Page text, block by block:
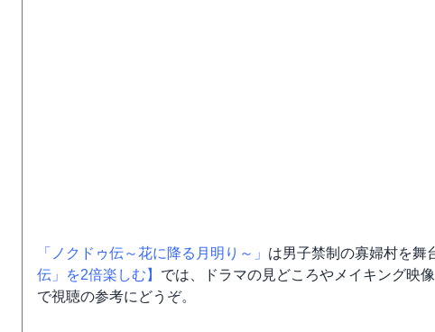
「ノクドゥ伝～花に降る月明り～」 は男子禁制の寡婦村を舞
伝」を2倍楽しむ】 では、ドラマの見どころやメイキング映
で視聴の参考にどうぞ。